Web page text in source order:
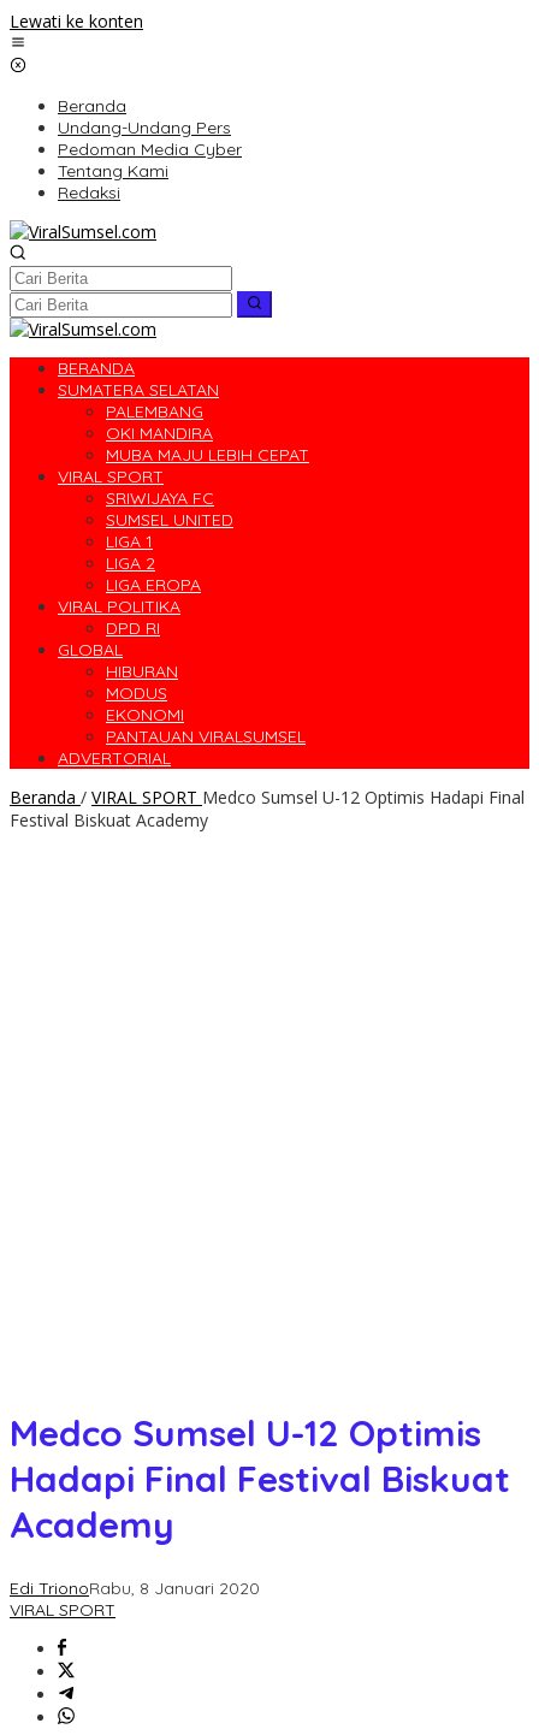
Lewati ke konten
Beranda
Undang-Undang Pers
Pedoman Media Cyber
Tentang Kami
Redaksi
BERANDA
SUMATERA SELATAN
PALEMBANG
OKI MANDIRA
MUBA MAJU LEBIH CEPAT
VIRAL SPORT
SRIWIJAYA FC
SUMSEL UNITED
LIGA 1
LIGA 2
LIGA EROPA
VIRAL POLITIKA
DPD RI
GLOBAL
HIBURAN
MODUS
EKONOMI
PANTAUAN VIRALSUMSEL
ADVERTORIAL
Beranda / VIRAL SPORT Medco Sumsel U-12 Optimis Hadapi Final
Festival Biskuat Academy
Medco Sumsel U-12 Optimis
Hadapi Final Festival Biskuat
Academy
Edi TrionoRabu, 8 Januari 2020
VIRAL SPORT